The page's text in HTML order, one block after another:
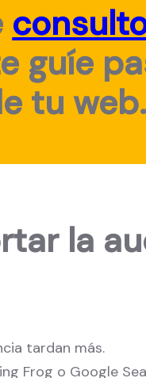
guíe
tu web.
la
tardan más.
Frog o Google